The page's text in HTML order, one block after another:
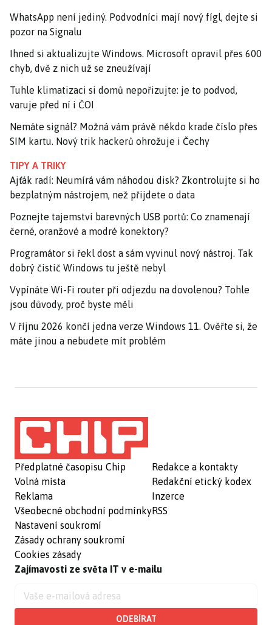
WhatsApp není jediný. Podvodníci mají nový fígl, dejte si
pozor na Signalu
Ihned si aktualizujte Windows. Microsoft opravil přes 600
chyb, dvě z nich už se zneužívají
Tuhle klimatizaci si domů nepořizujte: je to podvod,
varuje před ní i ČOI
Nemáte signál? Možná vám právě někdo krade číslo přes
SIM kartu. Nový trik hackerů ohrožuje i Čechy
TIPY A TRIKY
Ajťák radí: Neumírá vám náhodou disk? Zkontrolujte si ho
bezplatným nástrojem, než přijdete o data
Poznejte tajemství barevných USB portů: Co znamenají
černé, oranžové a modré konektory?
Programátor si řekl dost a sám vyvinul nový nástroj. Tak
dobrý čistič Windows tu ještě nebyl
Vypínáte Wi-Fi router při odjezdu na dovolenou? Tohle
jsou důvody, proč byste měli
V říjnu 2026 končí jedna verze Windows 11. Ověřte si, že
máte jinou a nebudete mít problém
Předplatné časopisu Chip
Volná místa
Reklama
Všeobecné obchodní podmínky
Nastavení soukromí
Zásady ochrany soukromí
Cookies zásady
Redakce a kontakty
Redakční etický kodex
Inzerce
RSS
Zajímavosti ze světa IT v e-mailu
ODEBÍRAT